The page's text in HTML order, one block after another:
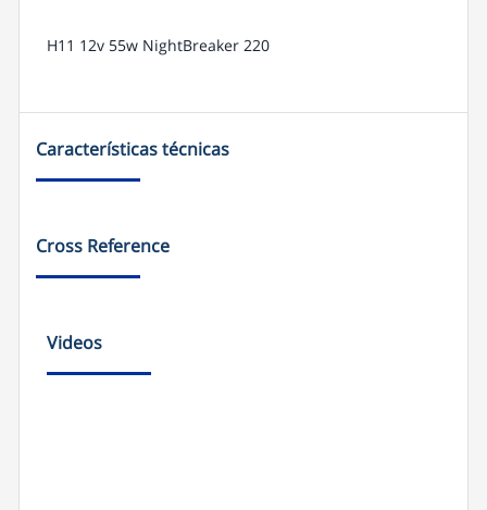
H11 12v 55w NightBreaker 220
Características técnicas
Cross Reference
Videos